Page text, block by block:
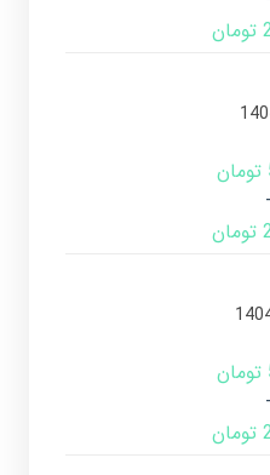
تومان
تومان
تومان
تومان
تومان